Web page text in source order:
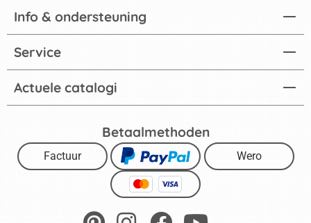
Actuele catalogi
Info & ondersteuning
Service
Betaalmethoden
Factuur Wero